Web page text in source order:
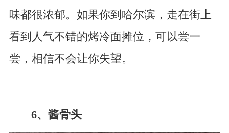
味都很浓郁。如果你到哈尔滨，走在街上
看到人气不错的烤冷面摊位，可以尝一
尝，相信不会让你失望。
6、酱骨头